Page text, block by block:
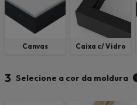
Canvas Caixa c/ Vidro
3 Selecione a cor da moldura i